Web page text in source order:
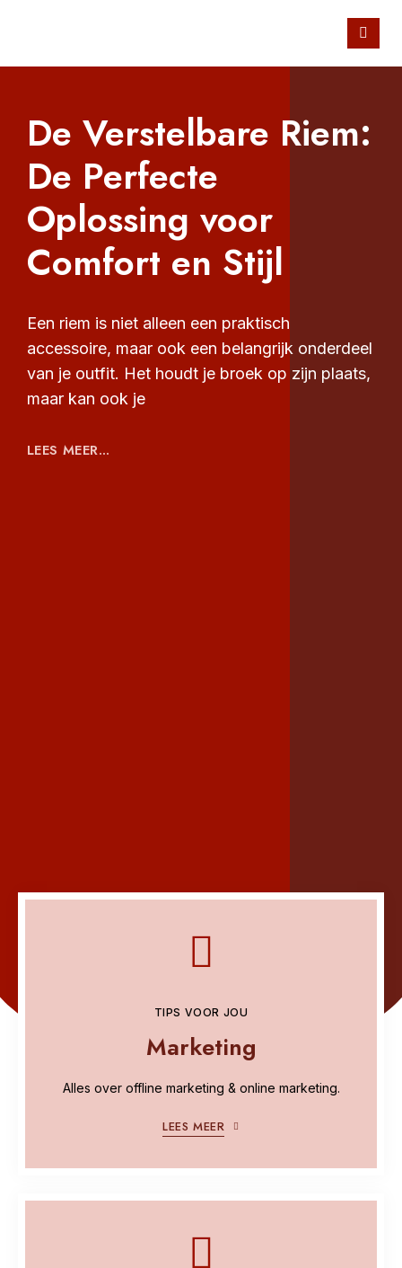
De Verstelbare Riem:
De Perfecte
Oplossing voor
Comfort en Stijl
Een riem is niet alleen een praktisch
accessoire, maar ook een belangrijk onderdeel
van je outfit. Het houdt je broek op zijn plaats,
maar kan ook je
LEES MEER...
TIPS VOOR JOU
Marketing
Alles over offline marketing & online marketing.
LEES MEER